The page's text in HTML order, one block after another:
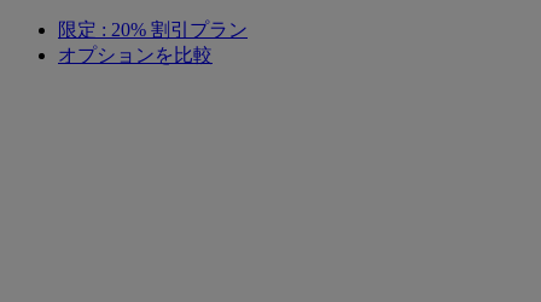
限定 : 20% 割引プラン
オプションを比較